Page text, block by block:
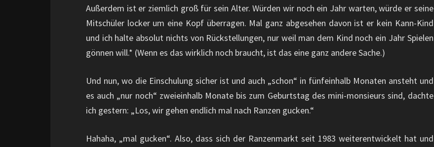
Außerdem ist er ziemlich groß für sein Alter. Würden wir noch ein Jahr warten, würde er seine
Mitschüler locker um eine Kopf überragen. Mal ganz abgesehen davon ist er kein Kann-Kind
und ich halte absolut nichts von Rückstellungen, nur weil man dem Kind noch ein Jahr Spielen
gönnen will.* (Wenn es das wirklich noch braucht, ist das eine ganz andere Sache.)
Und nun, wo die Einschulung sicher ist und auch „schon“ in fünfeinhalb Monaten ansteht und
es auch „nur noch“ zweieinhalb Monate bis zum Geburtstag des mini-monsieurs sind, dachte
ich gestern: „Los, wir gehen endlich mal nach Ranzen gucken.“
Hahaha, „mal gucken“. Also, dass sich der Ranzenmarkt seit 1983 weiterentwickelt hat und